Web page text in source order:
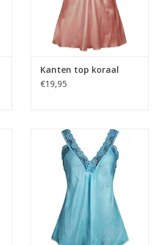
Kanten top koraal
€19,95